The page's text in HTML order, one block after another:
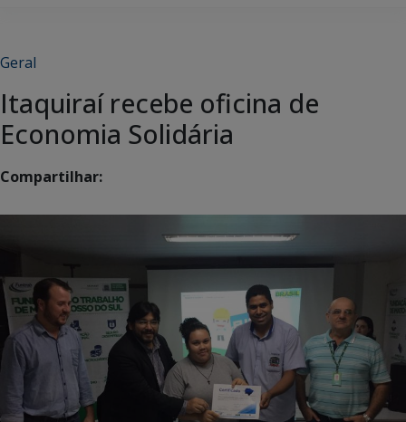
Geral
Itaquiraí recebe oficina de
Economia Solidária
Compartilhar: